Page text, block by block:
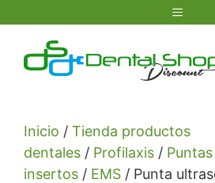
contenido
Menú
Inicio / Tienda productos
dentales / Profilaxis /
insertos / EMS / Punta